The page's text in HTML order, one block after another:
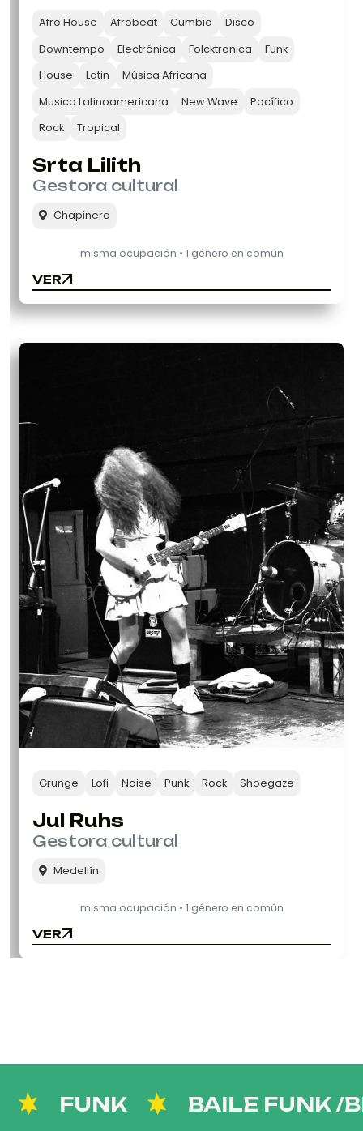
Afro House Afrobeat Cumbia
Disco
Downtempo
Electrónica Folcktronica
Funk
House
Latin
Música Africana
Musica Latinoamericana
New Wave
Pacífico
Rock
Tropical
Srta Lilith
Gestora cultural
Chapinero
misma ocupación • 1 género en común
VER
VER
Grunge Lofi Noise Punk Rock Shoegaze
Jul Ruhs
Gestora cultural
Medellín
misma ocupación • 1 género en común
VER
VER
FUNK BAILE FUNK /